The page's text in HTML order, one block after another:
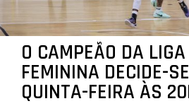
O CAMPEÃO DA
FEMININA DECIDE-
QUINTA-FEIRA ÀS